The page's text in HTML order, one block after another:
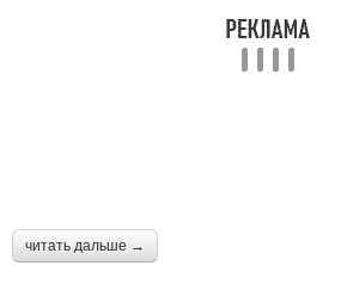
читать дальше →